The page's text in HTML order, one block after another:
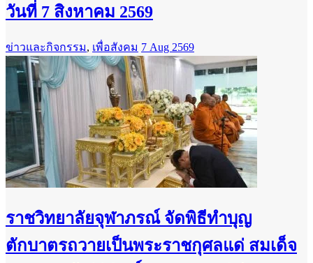
วันที่ 7 สิงหาคม 2569
ข่าวและกิจกรรม, เพื่อสังคม 7 Aug 2569
ราชวิทยาลัยจุฬาภรณ์ จัดพิธีทำบุญ
ตักบาตรถวายเป็นพระราชกุศลแด่ สมเด็จ